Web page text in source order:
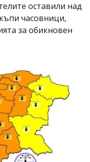
оставили над
часовници,
за обикновен